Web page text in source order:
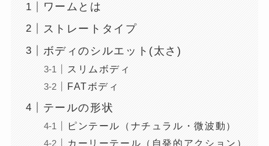
ワームとは
ストレートタイプ
ボディのシルエット(太さ)
スリムボディ
FATボディ
テールの形状
ピンテール（ナチュラル・微波動）
カーリーテール（自発的アクション）